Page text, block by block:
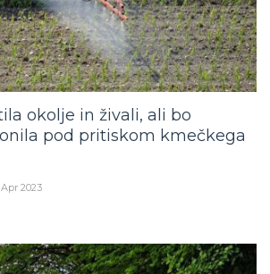
okolje in živali, ali bo
pod pritiskom kmečkega
Apr 2023